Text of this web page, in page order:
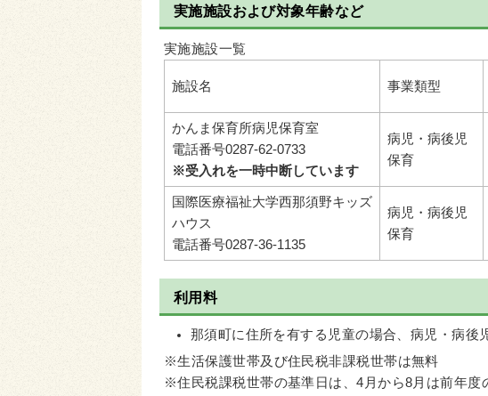
実施施設および対象年齢など
実施施設一覧
施設名 事業類型
かんま保育所病児保育室
電話番号0287-62-0733
※受入れを一時中断しています
病児・病後児
保育
国際医療福祉大学西那須野キッズ
ハウス
電話番号0287-36-1135
病児・病後児
保育
利用料
那須町に住所を有する児童の場合、病児・病後
※生活保護世帯及び住民税非課税世帯は無料
※住民税課税世帯の基準日は、4月から8月は前年